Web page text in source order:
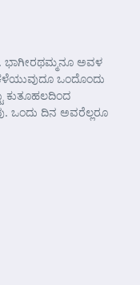
ಭಾಗೀರಥಮ್ಮನೂ ಅವಳ
ಒಂದೊಂದು
ಕುತೂಹಲದಿಂದ
ಒಂದು ದಿನ ಅವರೆಲ್ಲರೂ